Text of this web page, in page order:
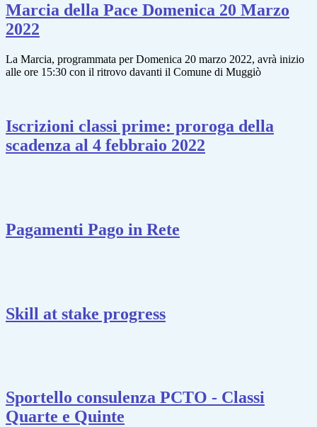
Marcia della Pace Domenica 20 Marzo
2022
La Marcia, programmata per Domenica 20 marzo 2022, avrà inizio
alle ore 15:30 con il ritrovo davanti il Comune di Muggiò
Iscrizioni classi prime: proroga della
scadenza al 4 febbraio 2022
Pagamenti Pago in Rete
Skill at stake progress
Sportello consulenza PCTO - Classi
Quarte e Quinte